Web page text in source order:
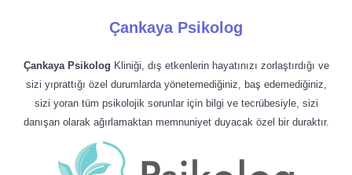
Çankaya Psikolog
Çankaya Psikolog Kliniği, dış etkenlerin hayatınızı zorlaştırdığı ve
sizi yıprattığı özel durumlarda yönetemediğiniz, baş edemediğiniz,
sizi yoran tüm psikolojik sorunlar için bilgi ve tecrübesiyle, sizi
danışan olarak ağırlamaktan memnuniyet duyacak özel bir duraktır.